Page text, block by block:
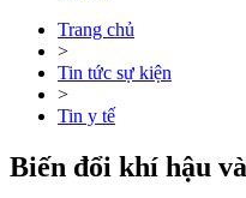
Trang chủ
>
Tin tức sự kiện
>
Tin y tế
Biến đổi khí hậu